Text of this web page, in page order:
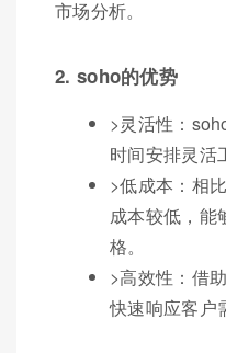
市场分析。
2. soho的优势
>灵活性：
时间安排灵活
>低成本：相
成本较低，能
格。
>高效性：借
快速响应客户